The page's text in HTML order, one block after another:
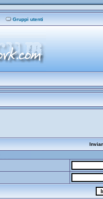
Gruppi utenti